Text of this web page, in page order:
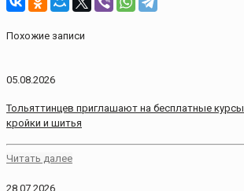
Похожие записи
05.08.2026
Тольяттинцев приглашают на бесплатные курсы
кройки и шитья
Читать далее
28.07.2026